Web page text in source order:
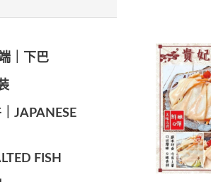
｜下巴
JAPANESE
FISH